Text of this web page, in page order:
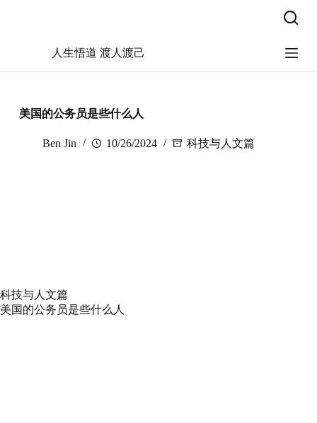
人生悟道 渡人渡己
美国的公务员是些什么人
Ben Jin 10/26/2024 科技与人文篇
科技与人文篇
美国的公务员是些什么人